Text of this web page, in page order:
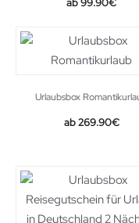
99.90€
Urlaubsbox
269.90€